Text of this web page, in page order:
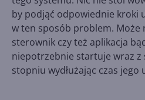
by podjąć odpowiednie kroki
w ten sposób problem. Może
sterownik czy też aplikacja
niepotrzebnie startuje wraz z
stopniu wydłużając czas jego